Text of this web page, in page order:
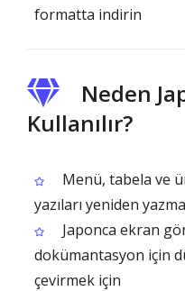
formatta indirin
Neden
Kullanılır?
Menü, tabela ve
yazıları yeniden
Japonca ekran
dokümantasyon için
çevirmek için